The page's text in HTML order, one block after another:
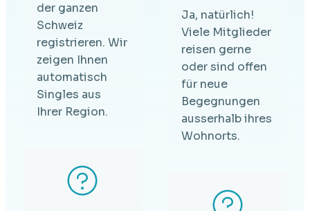
der ganzen
Schweiz
registrieren. Wir
zeigen Ihnen
automatisch
Singles aus
Ihrer Region.
Ja, natürlich!
Viele Mitglieder
reisen gerne
oder sind offen
für neue
Begegnungen
ausserhalb ihres
Wohnorts.